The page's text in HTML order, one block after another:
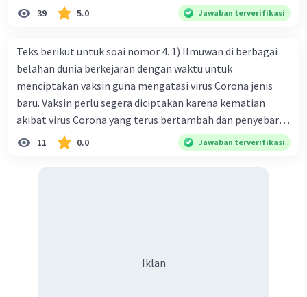
kelas satu. Sedangkan aku? Aku waktu itu baru saja pindah
ke kota kecil ini. Makna kata bercetak tebal dalam kutipan
baik
39 5.0 Jawaban terverifikasi
Teks berikut untuk soai nomor 4. 1) Ilmuwan di berbagai
belahan dunia berkejaran dengan waktu untuk
menciptakan vaksin guna mengatasi virus Corona jenis
baru. Vaksin perlu segera diciptakan karena kematian
akibat virus Corona yang terus bertambah dan penyebaran
virus yang kian meluas. 2) Pada Jum'at (7-2-2020), Komisi
Kesehatan Nasional Cina mencatat jumlah kematian
ilmuwan bekerja dalam kecepatan penuh untuk
11 0.0 Jawaban terverifikasi
Iklan